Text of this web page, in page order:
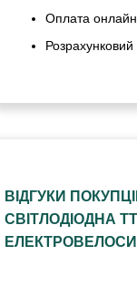
Оплата онлайн
Розрахунковий
ВІДГУКИ
СВІТЛОДІОДНА TT